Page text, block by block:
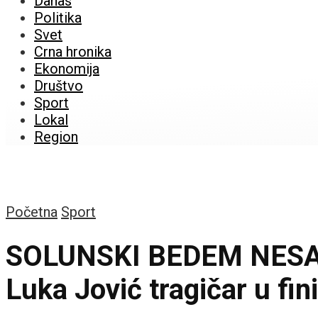
Politika
Svet
Crna hronika
Ekonomija
Društvo
Sport
Lokal
Region
Početna Sport
SOLUNSKI BEDEM
Luka Jović tragičar u